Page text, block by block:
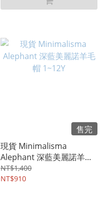
售完
現貨 Minimalisma
Alephant 深藍美麗諾羊毛
帽 1~12Y
NT$1,400
NT$910